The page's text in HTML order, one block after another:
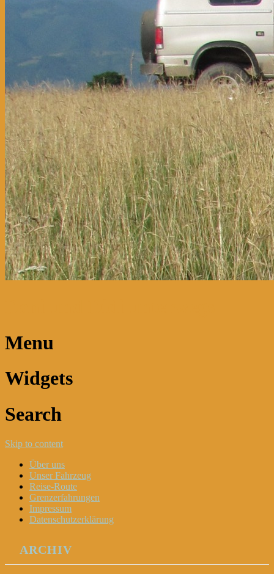
Menu
Widgets
Search
Skip to content
Über uns
Unser Fahrzeug
Reise-Route
Grenzerfahrungen
Impressum
Datenschutzerklärung
ARCHIV